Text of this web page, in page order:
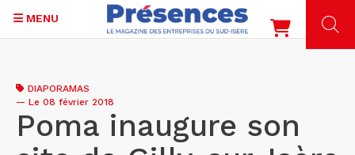
contenu
principal
MENU
DIAPORAMAS
— Le 08 février 2018
Poma inaugure son